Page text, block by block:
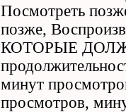
Посмотреть
позже,
КОТОРЫЕ
минут
просмотров,